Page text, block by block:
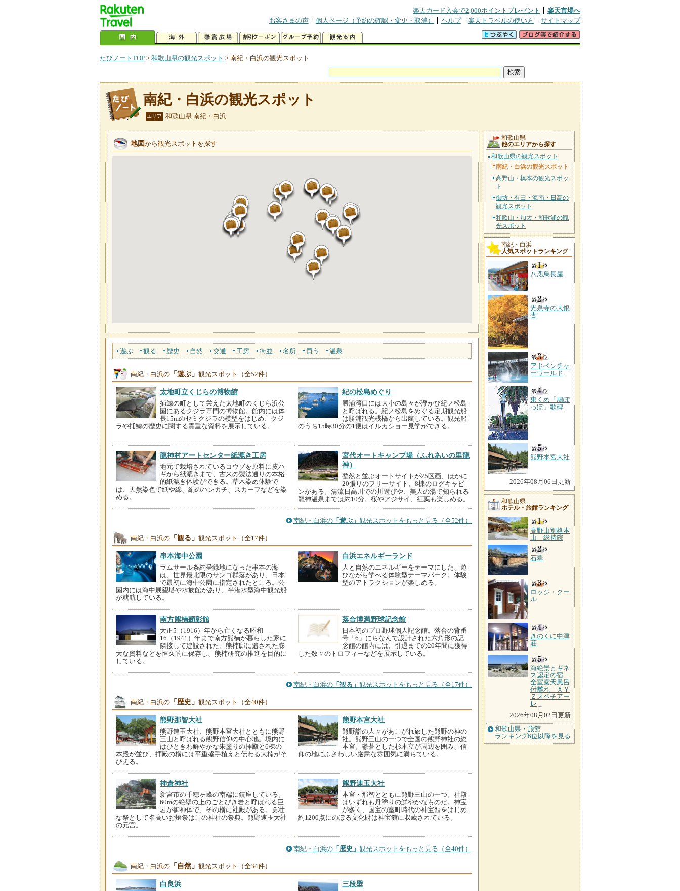
楽天カード入会で2,000ポイントプレゼント
楽天市場へ
お客さまの声
個人ページ（予約の確認・変更・取消） ヘルプ 楽天トラベルの使い方 サイトマップ
たびノートTOP > 和歌山県の観光スポット > 南紀・白浜の観光スポット
南紀・白浜の観光スポット
エリア 和歌山県 南紀・白浜
地図から観光スポットを探す
遊ぶ 観る 歴史 自然 交通 工房 街並 名所 買う 温泉
南紀・白浜の 「遊ぶ」 観光スポット（全52件）
太地町立くじらの博物館
捕鯨の町として栄えた太地町のくじら浜公
園にあるクジラ専門の博物館。館内には体
長15mのセミクジラの模型をはじめ、クジ
ラや捕鯨の歴史に関する貴重な資料を展示している。
紀の松島めぐり
勝浦湾口には大小の島々が浮かび紀ノ松島
と呼ばれる。紀ノ松島をめぐる定期観光船
は勝浦観光桟橋から出航している。観光船
のうち15時30分の1便はイルカショー見学ができる。
龍神村アートセンター紙漉き工房
地元で栽培されているコウゾを原料に皮ハ
ギから紙漉きまで、古来の製法通りの本格
的紙漉き体験ができる。草木染め体験で
は、天然染色で紙や綿、絹のハンカチ、スカーフなどを染
める。
宮代オートキャンプ場（ふれあいの里龍
神）
整然と並ぶオートサイトが25区画、ほかに
20張りのフリーサイト、8棟のログキャビ
ンがある。清流日高川での川遊びや、美人の湯で知られる
龍神温泉までは約10分。桜やアジサイ、紅葉も楽しめる。
南紀・白浜の 「遊ぶ」 観光スポットをもっと見る（全52件）
南紀・白浜の 「観る」 観光スポット（全17件）
串本海中公園
ラムサール条約登録地になった串本の海
は、世界最北限のサンゴ群落があり、日本
で最初に海中公園に指定されたところ。公
園内には海中展望塔や水族館があり、半潜水型海中観光船
が就航している。
白浜エネルギーランド
人と自然のエネルギーをテーマにした、遊
びながら学べる体験型テーマパーク。体験
型のアトラクションが楽しめる。
南方熊楠顕彰館
大正5（1916）年から亡くなる昭和
16（1941）年まで南方熊楠が暮らした家に
隣接して建設された。熊楠邸に遺された膨
大な資料などを恒久的に保存し、熊楠研究の推進を目的に
している。
落合博満野球記念館
日本初のプロ野球個人記念館。落合の背番
号「6」にちなんで設計された六角形の記
念館の館内には、引退までの20年間に獲得
した数々のトロフィーなどを展示している。
南紀・白浜の 「観る」 観光スポットをもっと見る（全17件）
南紀・白浜の 「歴史」 観光スポット（全40件）
熊野那智大社
熊野速玉大社、熊野本宮大社とともに熊野
三山と呼ばれる熊野信仰の中心地。境内に
はひときわ鮮やかな朱塗りの拝殿と6棟の
本殿が並び、拝殿の横には平重盛手植えと伝わる大楠がそ
びえる。
熊野本宮大社
熊野詣の人々があこがれ旅した熊野の神の
社。熊野三山の一つで全国の熊野神社の総
本宮。鬱蒼とした杉木立が周辺を囲み、信
仰の地にふさわしい厳粛な雰囲気に満ちている。
神倉神社
新宮市の千穂ヶ峰の南端に鎮座している。
60mの絶壁の上のごとびき岩と呼ばれる巨
岩が御神体で、その横に社殿がある。勇壮
な祭として名高いお燈祭はこの神社の祭典。熊野速玉大社
の元宮。
熊野速玉大社
本宮・那智とともに熊野三山の一つ。社殿
はいずれも丹塗りの鮮やかなものだ。神宝
が多く、国宝の室町時代の神宝類をはじめ
約1200点にのぼる文化財は神宝館に収蔵されている。
南紀・白浜の 「歴史」 観光スポットをもっと見る（全40件）
南紀・白浜の 「自然」 観光スポット（全34件）
白良浜 三段壁
和歌山県
他のエリアから探す
和歌山県の観光スポット
南紀・白浜の観光スポット
高野山・橋本の観光スポッ
ト
御坊・有田・海南・日高の
観光スポット
和歌山・加太・和歌浦の観
光スポット
南紀・白浜
人気スポットランキング
八咫烏長屋
光泉寺の大銀
杏
アドベンチャ
ーワールド
東くめ「鳩ぽ
っぽ」歌碑
熊野本宮大社
2026年08月06日更新
和歌山県
ホテル・旅館ランキング
高野山別格本
山 総持院
石翠
ロッジ・クー
ル
きのくに中津
荘
海絶景とギネ
ス認定の宿
全室露天風呂
付離れ ＸＹ
Ｚスペチアー
レ
2026年08月02日更新
和歌山県・旅館
ランキング6位以降を見る